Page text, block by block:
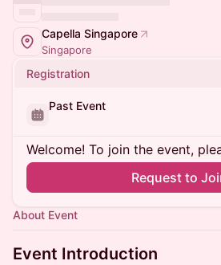
Capella Singapore
Singapore
Registration
Past Event
Welcome! To join the event,
Request to
About Event
Event Introduction